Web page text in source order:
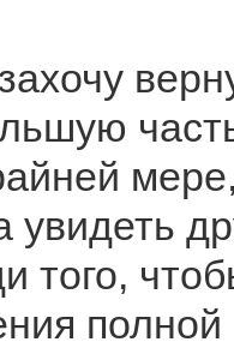
увидеть
того,
полной